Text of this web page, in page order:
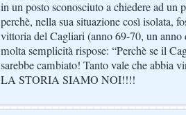
in un posto sconosciuto a chiedere ad un
perchè, nella sua situazione così isolata,
vittoria del Cagliari (anno 69-70, un
molta semplicità rispose: “Perchè se il
sarebbe cambiato! Tanto vale che abbia
LA STORIA SIAMO NOI!!!!